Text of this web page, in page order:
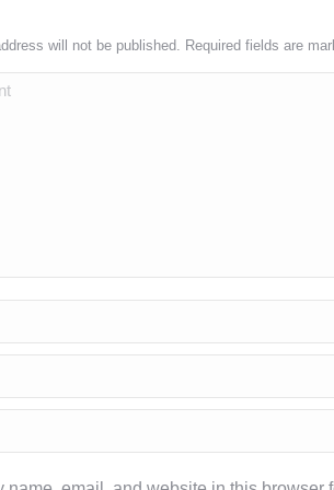
will not be published. Required fields are